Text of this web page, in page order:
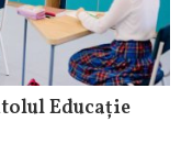
Educație